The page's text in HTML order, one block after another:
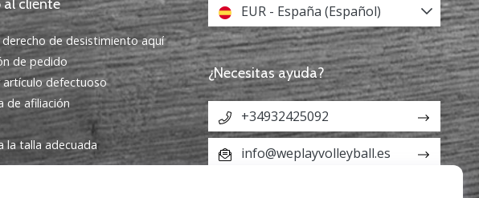
al cliente
derecho de desistimiento aquí
de pedido
artículo defectuoso
de afiliación
la talla adecuada
EUR - España (Español)
¿Necesitas ayuda?
+34932425092
info@weplayvolleyball.es